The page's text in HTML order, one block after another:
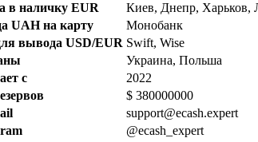
в наличку EUR
Киев, Днепр, Харьков,
UAH на карту
Монобанк
вывода USD/EUR Swift, Wise
Украина, Польша
с
2022
$ 380000000
support@ecash.expert
@ecash_expert